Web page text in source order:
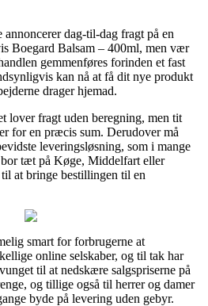
dag-til-dag fragt på en
Boegard Balsam – 400ml, men vær
gemmenføres forinden et fast
kan nå at få dit nye produkt
drager hjemad.
lover fragt uden beregning, men tit
for en præcis sum. Derudover må
leveringsløsning, som i mange
tæt på Køge, Middelfart eller
at bringe bestillingen til en
smart for forbrugerne at
online selskaber, og til tak har
til at nedskære salgspriserne på
og tillige også til herrer og damer
byde på levering uden gebyr.